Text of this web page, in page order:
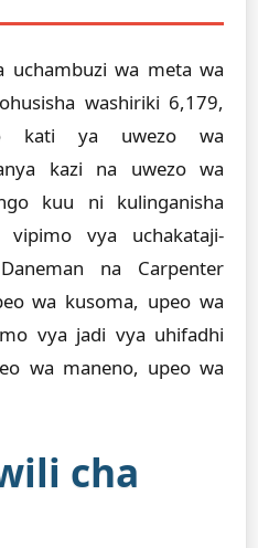
uchambuzi wa meta wa
washiriki 6,179,
kati ya uwezo wa
kazi na uwezo wa
kuu ni kulinganisha
vya uchakataji-
na Carpenter
wa kusoma, upeo wa
vya jadi vya uhifadhi
wa maneno, upeo wa
cha